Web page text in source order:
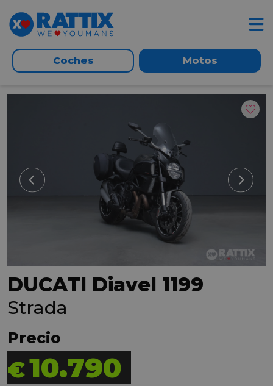
Coches Motos
DUCATI Diavel 1199
Strada
Precio
€10.790